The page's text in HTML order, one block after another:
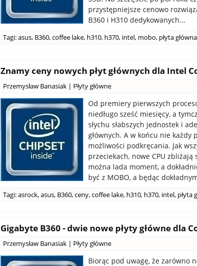
przystępniejsze cenowo
B360 i H310 dedykowanych...
Tagi:asus, B360,coffee lake, h310, h370, intel, mobo, płyta główna
Znamy ceny nowych płyt głównych dla Intel
Przemysław Banasiak | Płyty główne
Od premiery pierwszych
niedługo sześć miesięcy, a
słychu słabszych jednostek i
głównych. A w końcu nie
możliwości podkręcania. Jak
przeciekach, nowe CPU
można lada moment, a
być z MOBO, a będąc
Tagi:asrock,asus, B360,ceny,coffee lake, h310, h370, intel, płyta
Gigabyte B360 - dwie nowe płyty główne dla
Przemysław Banasiak | Płyty główne
Biorąc pod uwagę, że zarówno